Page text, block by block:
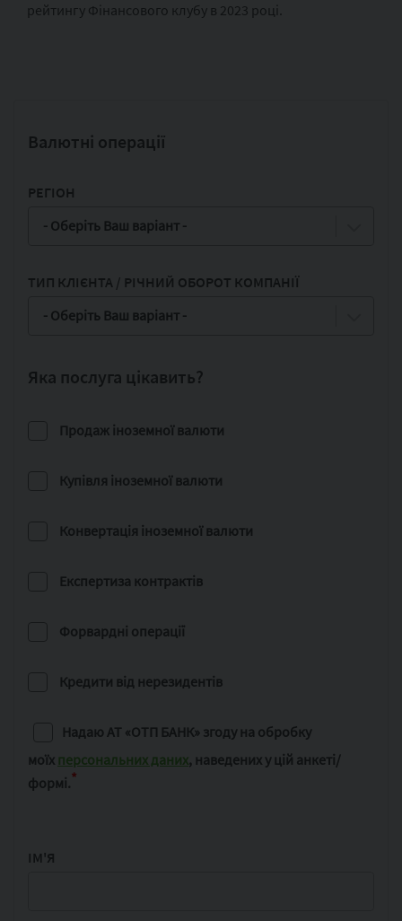
рейтингу Фінансового клубу в 2023 році.
Валютні операції
РЕГІОН
- Оберіть Ваш варіант -
ТИП КЛІЄНТА / РІЧНИЙ ОБОРОТ КОМПАНІЇ
- Оберіть Ваш варіант -
Яка послуга цікавить?
Продаж іноземної валюти
Купівля іноземної валюти
Конвертація іноземної валюти
Експертиза контрактів
Форвардні операції
Кредити від нерезидентів
Надаю АТ «ОТП БАНК» згоду на обробку
моїх персональних даних, наведених у цій анкеті/
формі.*
IМ'Я